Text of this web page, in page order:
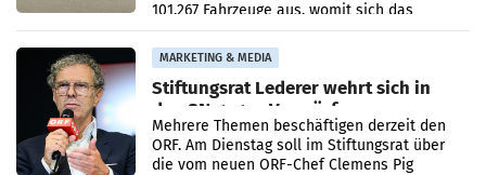
101.267 Fahrzeuge aus, womit sich das
Ergebnis gegenüber Juli 2025 mehr als
verdoppelte (+102
MARKETING & MEDIA
Stiftungsrat Lederer wehrt sich in
den SN gegen Vorwürfe
Mehrere Themen beschäftigen derzeit den
ORF. Am Dienstag soll im Stiftungsrat über
die vom neuen ORF-Chef Clemens Pig